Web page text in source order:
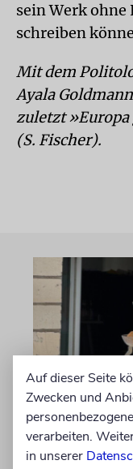
sein Werk
schreiben
Mit dem
Ayala
zuletzt »Europa
(S. Fischer).
ZAHL DER
4 Etagen
Auf dieser Seite
Zwecken und
verarbeiten.
in unserer